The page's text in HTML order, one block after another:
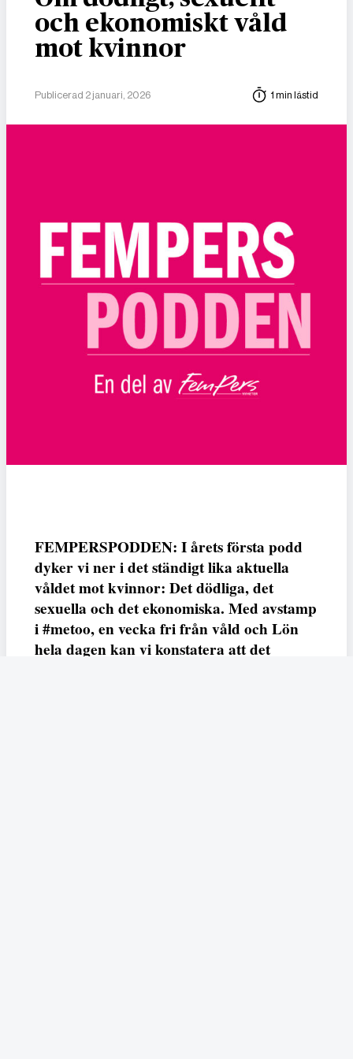
och ekonomiskt våld
mot kvinnor
Publicerad 2 januari, 2026 1 min lästid
FEMPERSPODDEN: I årets första podd
dyker vi ner i det ständigt lika aktuella
våldet mot kvinnor: Det dödliga, det
sexuella och det ekonomiska. Med avstamp
i #metoo, en vecka fri från våld och Lön
hela dagen kan vi konstatera att det